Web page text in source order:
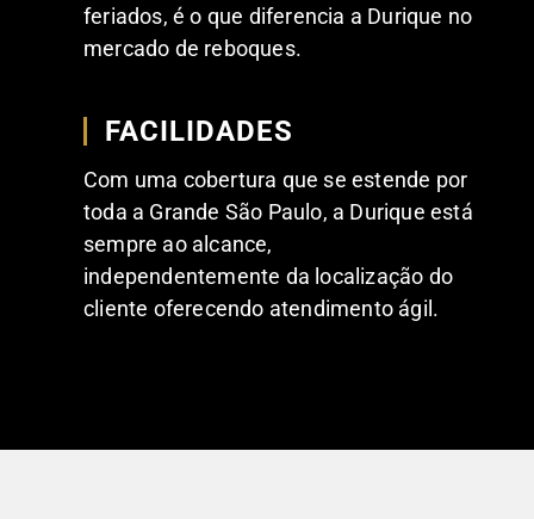
feriados, é o que diferencia a Durique no
mercado de reboques.
FACILIDADES
Com uma cobertura que se estende por
toda a Grande São Paulo, a Durique está
sempre ao alcance,
independentemente da localização do
cliente oferecendo atendimento ágil.